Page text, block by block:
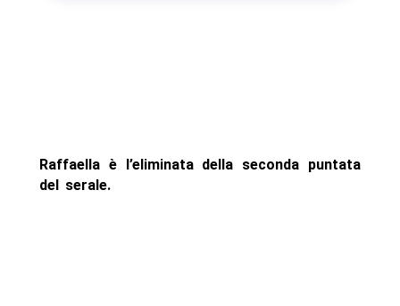
Raffaella è l’eliminata della seconda puntata
del serale.